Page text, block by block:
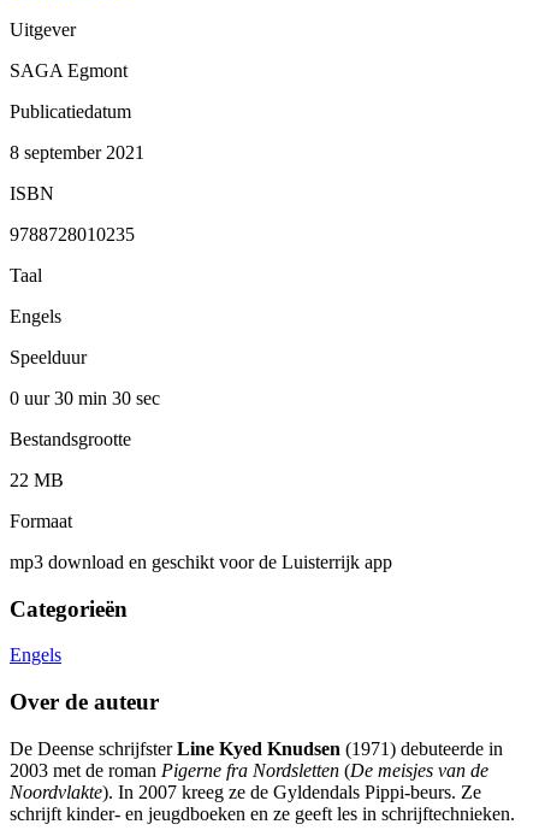
Uitgever
SAGA Egmont
Publicatiedatum
8 september 2021
ISBN
9788728010235
Taal
Engels
Speelduur
0 uur 30 min 30 sec
Bestandsgrootte
22 MB
Formaat
mp3 download en geschikt voor de Luisterrijk app
Categorieën
Engels
Over de auteur
De Deense schrijfsterLine Kyed Knudsen (1971) debuteerde in
2003 met de roman Pigerne fra Nordsletten (De meisjes van de
Noordvlakte). In 2007 kreeg ze de Gyldendals Pippi-beurs. Ze
schrijft kinder- en jeugdboeken en ze geeft les in schrijftechnieken.